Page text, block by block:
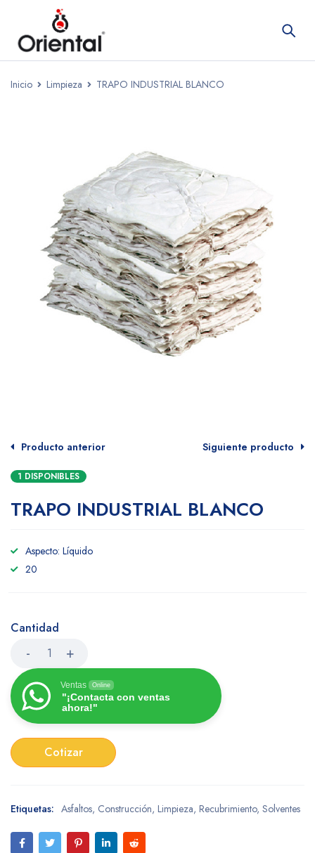
Inicio Limpieza TRAPO INDUSTRIAL BLANCO
Producto anterior Siguiente producto
1 DISPONIBLES
TRAPO INDUSTRIAL BLANCO
Aspecto: Líquido
20
Cantidad
Ventas Online
"¡Contacta con ventas
ahora!"
Cotizar
Etiquetas: Asfaltos, Construcción, Limpieza, Recubrimiento, Solventes